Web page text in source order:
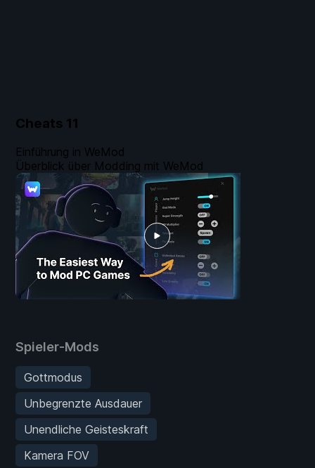
Cheats 11
Spieler-Mods
Gottmodus
Unbegrenzte Ausdauer
Unendliche Geisteskraft
Kamera FOV
Einführung in WeMod
Überblick über Modding mit WeMod